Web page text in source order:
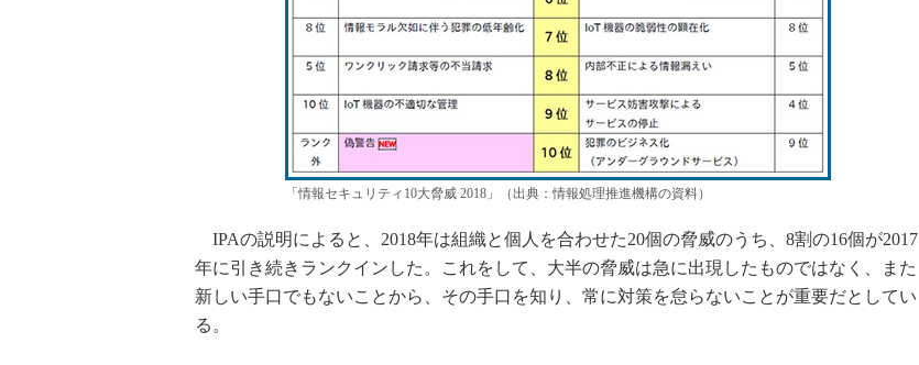
「情報セキュリティ10大脅威 2018」（出典：情報処理推進機構の資料）
IPAの説明によると、2018年は組織と個人を合わせた20個の脅威のうち、8割の16個が2017
年に引き続きランクインした。これをして、大半の脅威は急に出現したものではなく、また
新しい手口でもないことから、その手口を知り、常に対策を怠らないことが重要だとしてい
る。